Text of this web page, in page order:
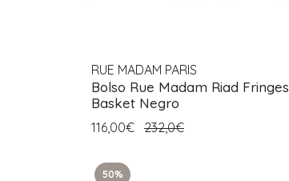
RUE MADAM PARIS
Bolso Rue Madam Riad Fringes
Basket Negro
116,00€ 232,0€
50%